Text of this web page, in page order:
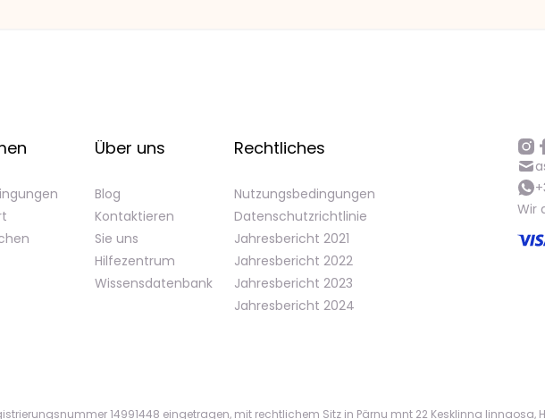
Über uns
Blog
Kontaktieren
Sie uns
Hilfezentrum
Wissensdatenbank
Rechtliches
Nutzungsbedingungen
Datenschutzrichtlinie
Jahresbericht 2021
Jahresbericht 2022
Jahresbericht 2023
Jahresbericht 2024
Wir
14991448 eingetragen, mit rechtlichem Sitz in Pärnu mnt 22 Kesklinna linnaosa,